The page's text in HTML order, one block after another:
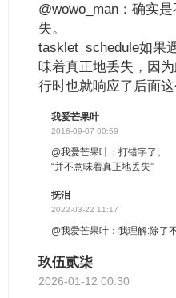
@wowo_man：确实
失。
tasklet_schedule如果
味着真正地丢失，因
行时也就响应了后面这
我爱芒果叶
2016-09-07 00:59
@我爱芒果叶：打错字了。
“并不意味着真正地丢失”
抚泪
2022-03-22 11:17
@我爱芒果叶：我理解:除了
玖伍贰柒
2026-01-12 00:30